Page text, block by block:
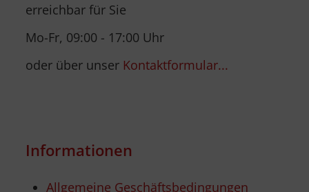
erreichbar für Sie
Mo-Fr, 09:00 - 17:00 Uhr
oder über unser Kontaktformular...
Informationen
Allgemeine Geschäftsbedingungen